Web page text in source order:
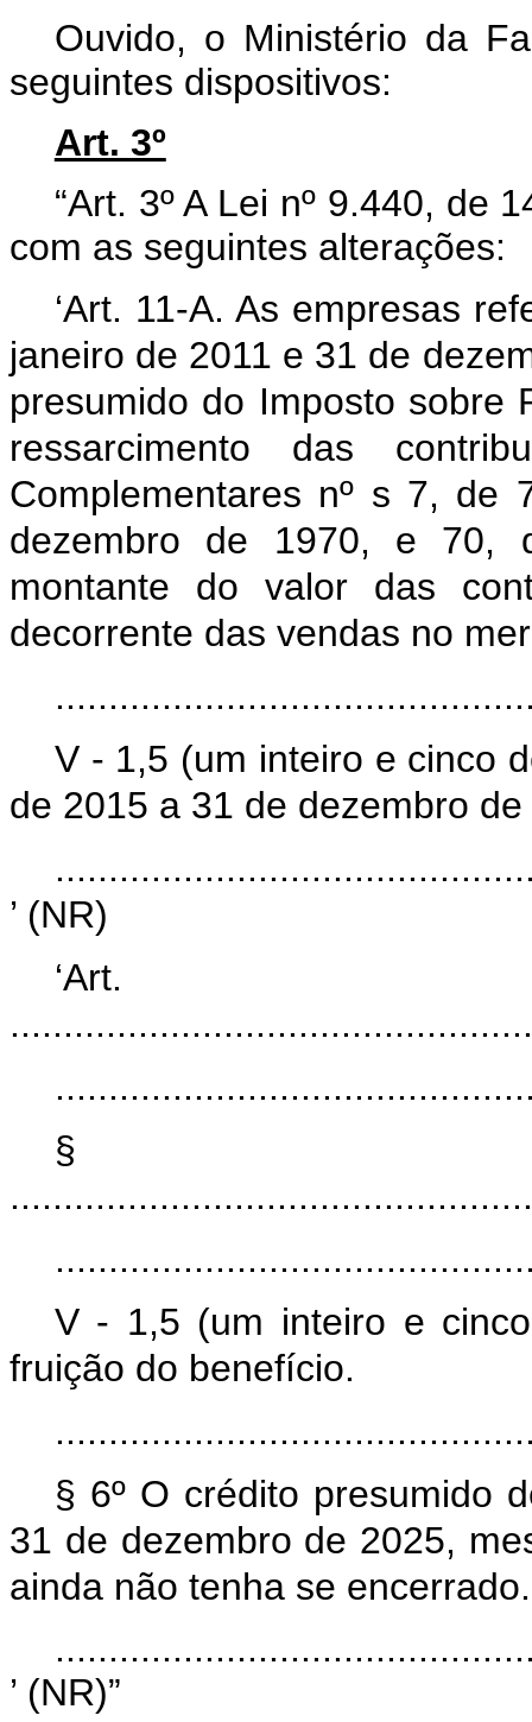
Ouvido, o Ministério da
seguintes dispositivos:
Art. 3º
“Art. 3º A Lei nº 9.440, de
com as seguintes alterações:
‘Art. 11-A. As empresas
janeiro de 2011 e 31 de
presumido do Imposto sobre
ressarcimento das
Complementares nº s 7,
dezembro de 1970, e 70,
montante do valor das
decorrente das vendas no
V - 1,5 (um inteiro e cinco
de 2015 a 31 de dezembro
’ (NR)
‘Art.
§
V - 1,5 (um inteiro e
fruição do benefício.
§ 6º O crédito presumido
31 de dezembro de 2025,
ainda não tenha se encerrado.
’ (NR)”